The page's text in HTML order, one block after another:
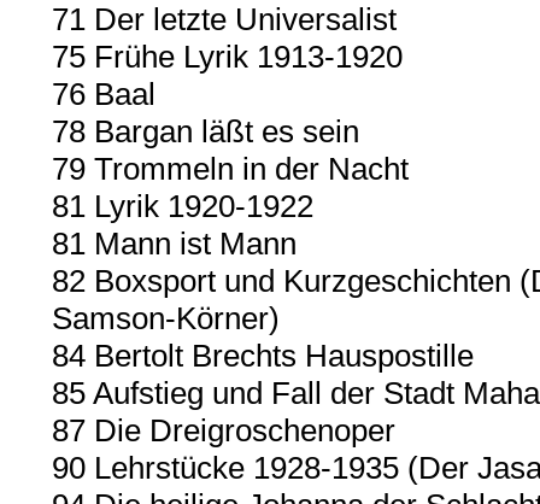
71 Der letzte Universalist
75 Frühe Lyrik 1913-1920
76 Baal
78 Bargan läßt es sein
79 Trommeln in der Nacht
81 Lyrik 1920-1922
81 Mann ist Mann
82 Boxsport und Kurzgeschichten
Samson-Körner)
84 Bertolt Brechts Hauspostille
85 Aufstieg und Fall der Stadt
87 Die Dreigroschenoper
90 Lehrstücke 1928-1935 (Der